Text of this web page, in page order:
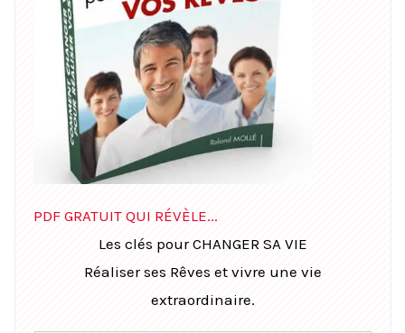
PDF GRATUIT QUI RÉVÈLE...
Les clés pour CHANGER SA VIE
Réaliser ses Rêves et vivre une vie
extraordinaire.